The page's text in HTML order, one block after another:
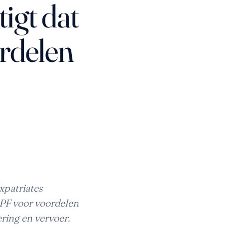
dat
voor voordelen
en vervoer.